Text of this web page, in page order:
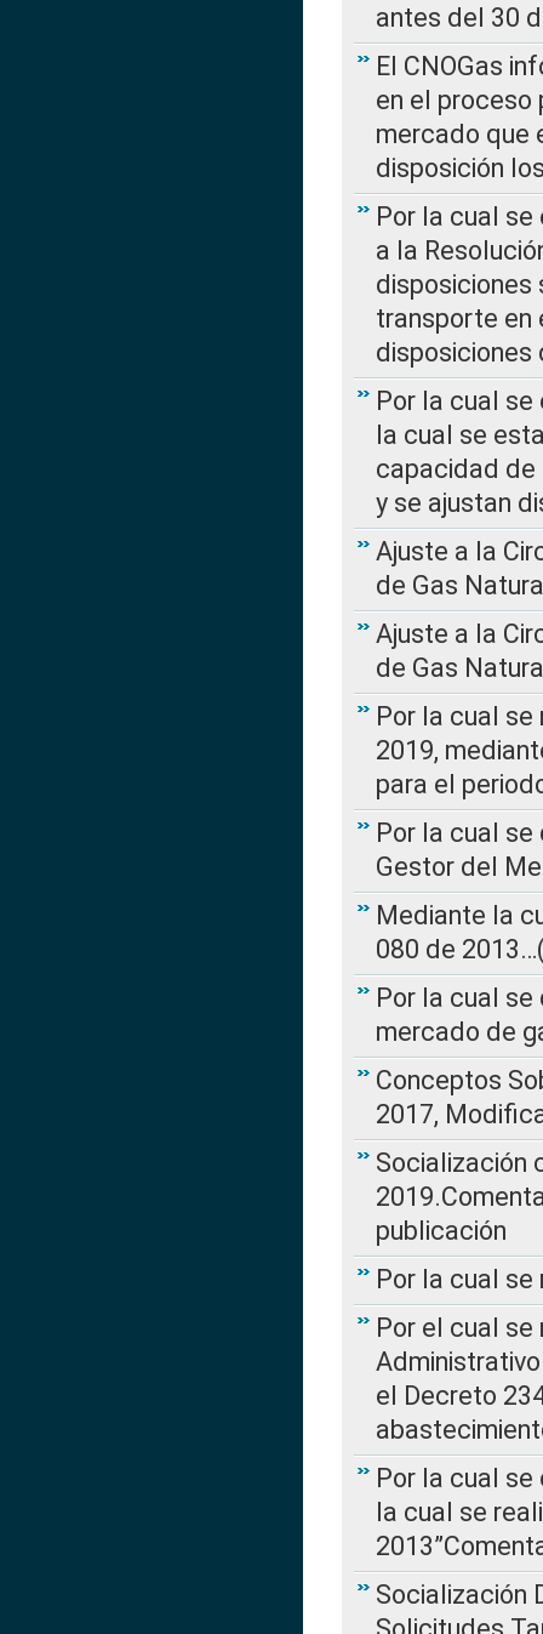
antes del 30
El CNOGas
en el
mercado que
disposición
Por la cual se
a la
disposiciones
transporte en
disposiciones
Por la cual se
la cual se
capacidad de
y se ajustan
Ajuste a la
de Gas
Ajuste a la
de Gas
Por la cual se
2019,
para el
Por la cual
Gestor del
Mediante la
080 de
Por la cual
mercado de
Conceptos
2017,
Socialización
publicación
Por la cual se
Por el cual
el Decreto
Por la cual se
la cual se
Socialización